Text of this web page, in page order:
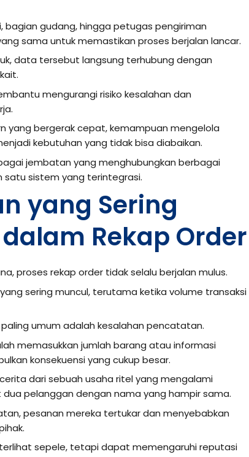
bagian gudang, hingga petugas pengiriman
sama untuk memastikan proses berjalan lancar.
data tersebut langsung terhubung dengan
mengurangi risiko kesalahan dan
yang bergerak cepat, kemampuan mengelola
kebutuhan yang tidak bisa diabaikan.
jembatan yang menghubungkan berbagai
satu sistem yang terintegrasi.
yang Sering
Rekap Order
proses rekap order tidak selalu berjalan mulus.
sering muncul, terutama ketika volume transaksi
umum adalah kesalahan pencatatan.
memasukkan jumlah barang atau informasi
konsekuensi yang cukup besar.
dari sebuah usaha ritel yang mengalami
pelanggan dengan nama yang hampir sama.
pesanan mereka tertukar dan menyebabkan
sepele, tetapi dapat memengaruhi reputasi